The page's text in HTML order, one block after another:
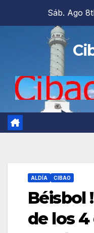
Sáb. Ago
ALDÍA CIBAO
Béisbol
de los